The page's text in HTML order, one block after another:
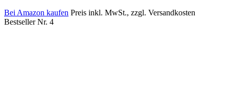
Bei Amazon kaufen Preis inkl. MwSt., zzgl. Versandkosten
Bestseller Nr. 4